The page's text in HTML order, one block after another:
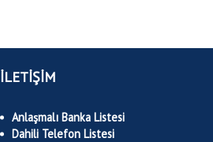
İLETİŞİM
Anlaşmalı Banka Listesi
Dahili Telefon Listesi